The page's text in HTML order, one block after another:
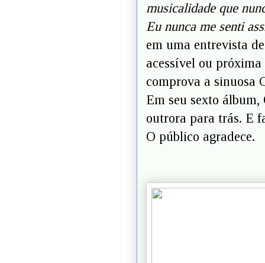
musicalidade que
Eu nunca me senti
em uma entrevista
acessível ou
comprova a sinuosa
Em seu sexto
outrora para trás. E
O público agradece.